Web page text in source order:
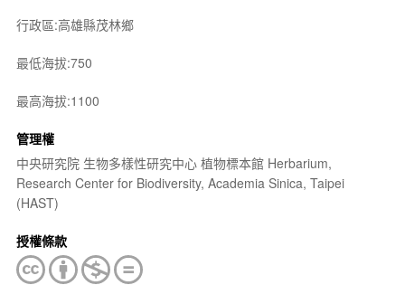
行政區:高雄縣茂林鄉
最低海拔:750
最高海拔:1100
管理權
中央研究院 生物多樣性研究中心 植物標本館 Herbarium,
Research Center for Biodiversity, Academia Sinica, Taipei
(HAST)
授權條款